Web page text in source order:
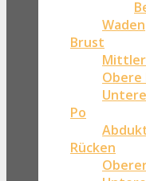
Waden
Brust
Obere
Po
Rücken